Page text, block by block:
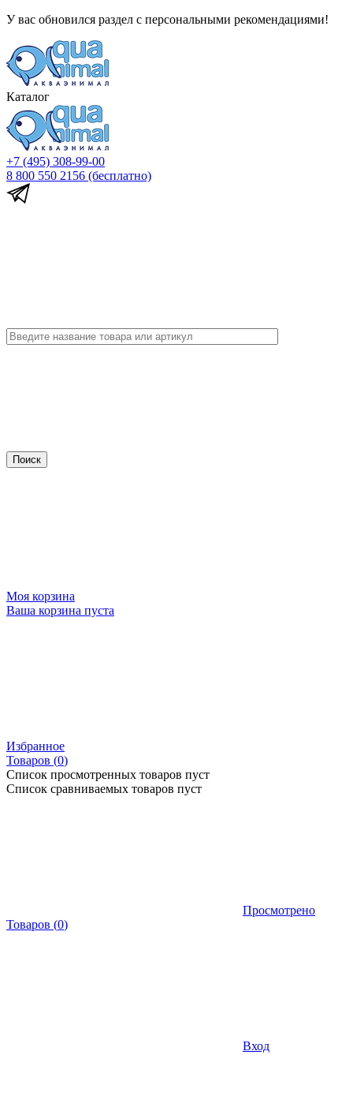
У вас обновился раздел с персональными рекомендациями!
Каталог
+7 (495) 308-99-00
8 800 550 2156 (бесплатно)
Моя корзина
Ваша корзина пуста
Избранное
Товаров (0)
Список просмотренных товаров пуст
Список сравниваемых товаров пуст
Просмотрено
Товаров (0)
Вход